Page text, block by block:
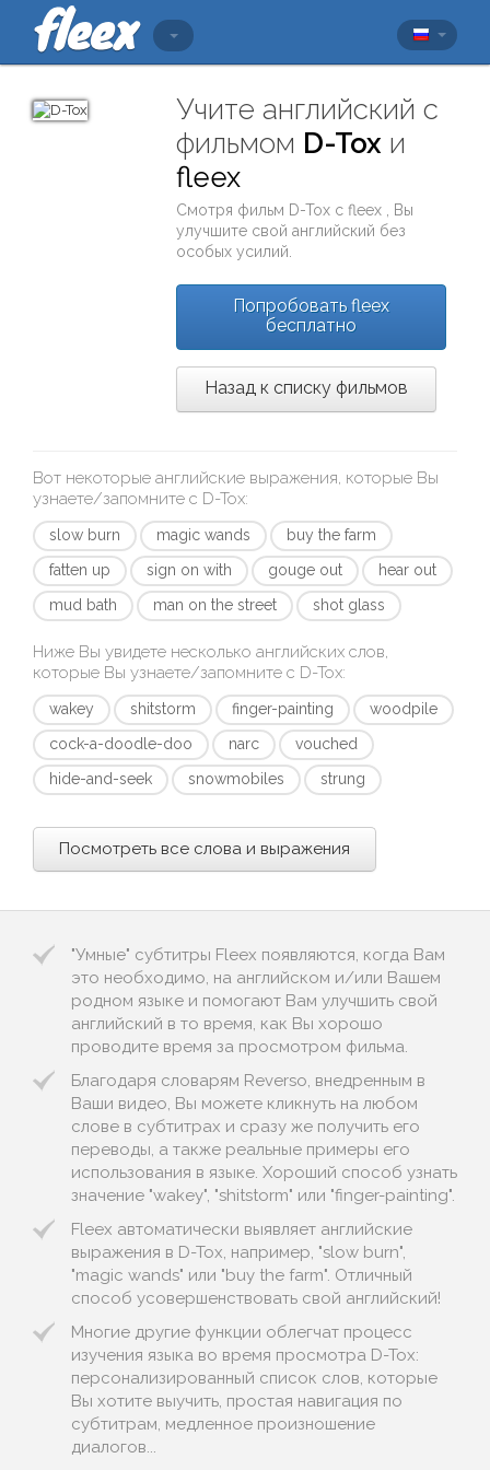
Учите английский с
фильмом D-Tox и
fleex
Смотря фильм D-Tox сfleex
, Вы
улучшите свой английский без
особых усилий.
Попробовать fleex
бесплатно
Назад к списку фильмов
Вот некоторые английские выражения, которые Вы
узнаете/запомните с D-Tox:
slow burn magic wands
buy the farm
fatten up
sign on with gouge out
hear out
mud bath
man on the street shot glass
Ниже Вы увидете несколько английских слов,
которые Вы узнаете/запомните с D-Tox:
wakey shitstorm finger-painting
woodpile
cock-a-doodle-doo
narc
vouched
hide-and-seek
snowmobiles strung
Посмотреть все слова и выражения
"Умные" субтитры Fleex появляются, когда Вам
это необходимо, на английском и/или Вашем
родном языке и помогают Вам улучшить свой
английский в то время, как Вы хорошо
проводите время за просмотром фильма.
Благодаря словарям Reverso, внедренным в
Ваши видео, Вы можете кликнуть на любом
слове в субтитрах и сразу же получить его
переводы, а также реальные примеры его
использования в языке. Хороший способ узнать
значение "wakey", "shitstorm" или "finger-painting".
Fleex автоматически выявляет английские
выражения в D-Tox, например, "slow burn",
"magic wands" или "buy the farm". Отличный
способ усовершенствовать свой английский!
Многие другие функции облегчат процесс
изучения языка во время просмотра D-Tox:
персонализированный список слов, которые
Вы хотите выучить, простая навигация по
субтитрам, медленное произношение
диалогов...